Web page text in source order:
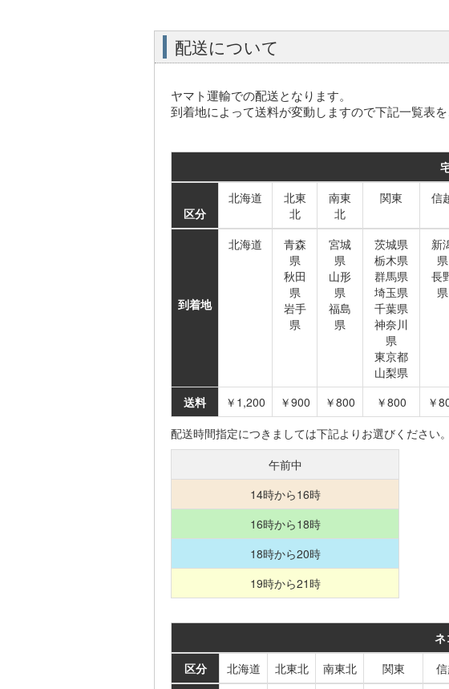
配送について
ヤマト運輸での配送となります。
到着地によって送料が変動しますので下記一覧表を
区分
北海道
北東
北
南東
北
関東 信
到着地
北海道
青森
県
秋田
県
岩手
県
宮城
県
山形
県
福島
県
茨城県
栃木県
群馬県
埼玉県
千葉県
神奈川
県
東京都
山梨県
新
県
長
県
送料 ￥1,200 ￥900 ￥800 ￥800 ￥
配送時間指定につきましては下記よりお選びください。
午前中
14時から16時
16時から18時
18時から20時
19時から21時
区分
北海道 北東北 南東北 関東